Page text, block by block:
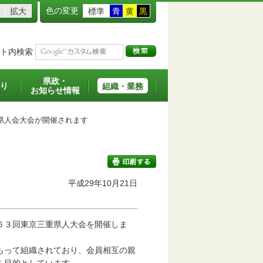
拡大 色の変更 標準 青 黄 黒
内検索
県政・
お知らせ情報
組織・業務
会大会が開催されます
印刷する
平成29年10月21日
回東京三重県人大会を開催しま
て組織されており、会員相互の親